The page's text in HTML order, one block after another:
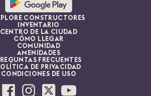
CONSTRUCTORES
INVENTARIO
CENTRO DE LA CIUDAD
CÓMO LLEGAR
COMUNIDAD
AMENIDADES
FRECUENTES
DE PRIVACIDAD
CONDICIONES DE USO